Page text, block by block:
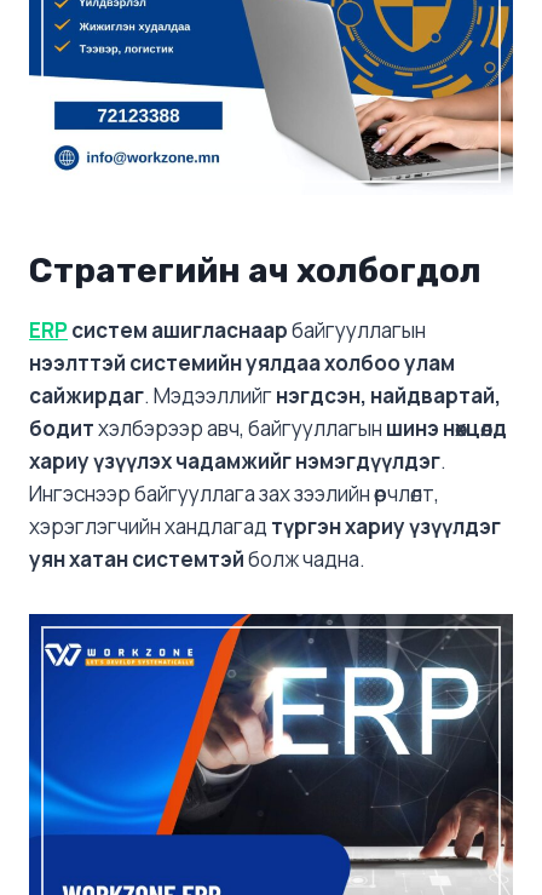
Стратегийн ач холбогдол
ERPсистем ашигласнаарбайгууллагын
нээлттэй системийн уялдаа холбоо улам
сайжирдаг. Мэдээллийгнэгдсэн, найдвартай,
бодитхэлбэрээр авч, байгууллагын шинэ нөхцөлд
хариу үзүүлэх чадамжийг нэмэгдүүлдэг.
Ингэснээр байгууллага зах зээлийн өөрчлөлт,
хэрэглэгчийн хандлагад түргэн хариу үзүүлдэг
уян хатан системтэйболж чадна.